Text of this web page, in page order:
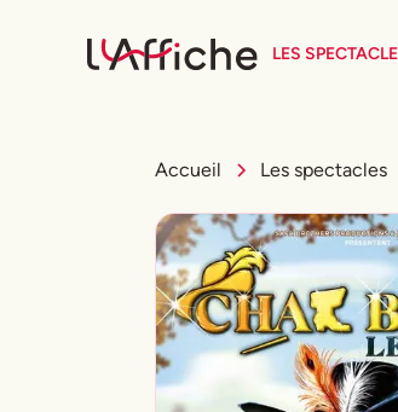
LES
Accueil Les spectacles